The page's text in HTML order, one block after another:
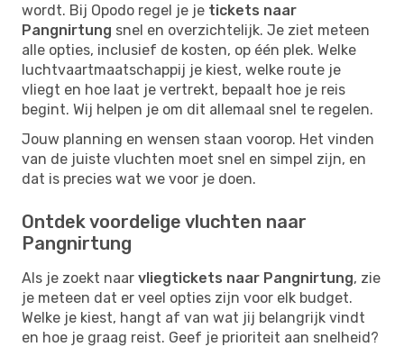
wordt. Bij Opodo regel je je tickets naar
Pangnirtung snel en overzichtelijk. Je ziet meteen
alle opties, inclusief de kosten, op één plek. Welke
luchtvaartmaatschappij je kiest, welke route je
vliegt en hoe laat je vertrekt, bepaalt hoe je reis
begint. Wij helpen je om dit allemaal snel te regelen.
Jouw planning en wensen staan voorop. Het vinden
van de juiste vluchten moet snel en simpel zijn, en
dat is precies wat we voor je doen.
Ontdek voordelige vluchten naar
Pangnirtung
Als je zoekt naar vliegtickets naar Pangnirtung, zie
je meteen dat er veel opties zijn voor elk budget.
Welke je kiest, hangt af van wat jij belangrijk vindt
en hoe je graag reist. Geef je prioriteit aan snelheid?